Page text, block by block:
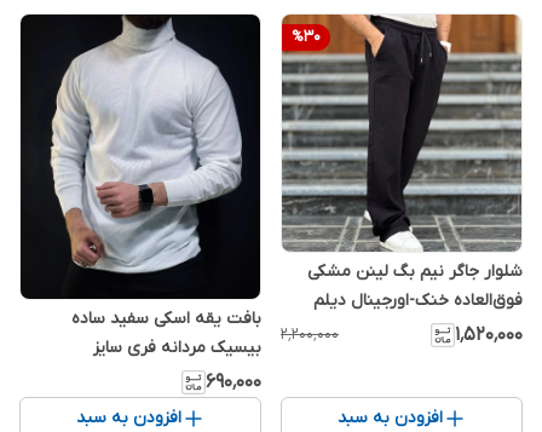
%30
شلوار جاگر نیم بگ لینن مشکی
فوق‌العاده خنک-اورجینال دیلم
۱٬۵۲۰٬۰۰۰ ۲٬۲۰۰٬۰۰۰
افزودن به سبد
بافت یقه اسکی سفید ساده
بیسیک مردانه فری سایز
۶۹۰٬۰۰۰
افزودن به سبد